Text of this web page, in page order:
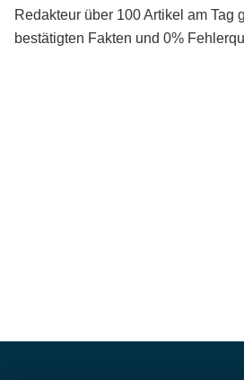
Redakteur über 100 Artikel am Tag
bestätigten Fakten und 0%